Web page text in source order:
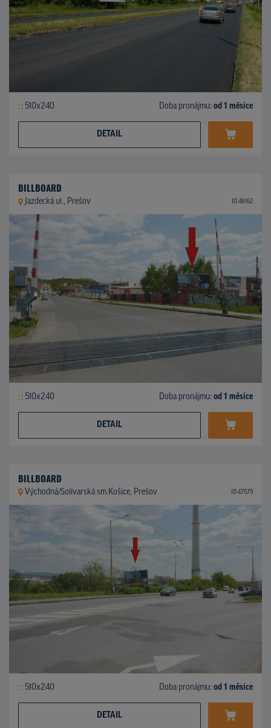
510x240 Doba pronájmu: od 1 měsíce
DETAIL
BILLBOARD
Jazdecká ul., Prešov ID 46162
510x240 Doba pronájmu: od 1 měsíce
DETAIL
BILLBOARD
Východná/Solivarská sm.Košice, Prešov ID 47579
510x240 Doba pronájmu: od 1 měsíce
DETAIL